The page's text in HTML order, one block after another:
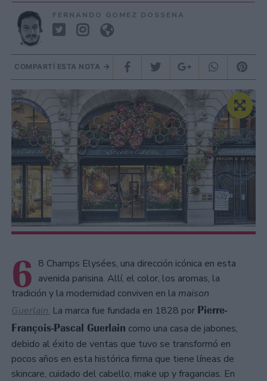
FERNANDO GOMEZ DOSSENA
COMPARTÍ ESTA NOTA
6 8 Champs Elysées, una dirección icónica en esta
avenida parisina. Allí, el color, los aromas, la
tradición y la modernidad conviven en la maison
Guerlain. La marca fue fundada en 1828 por Pierre-
François-Pascal Guerlain como una casa de jabones,
debido al éxito de ventas que tuvo se transformó en
pocos años en esta histórica firma que tiene líneas de
skincare, cuidado del cabello, make up y fragancias. En